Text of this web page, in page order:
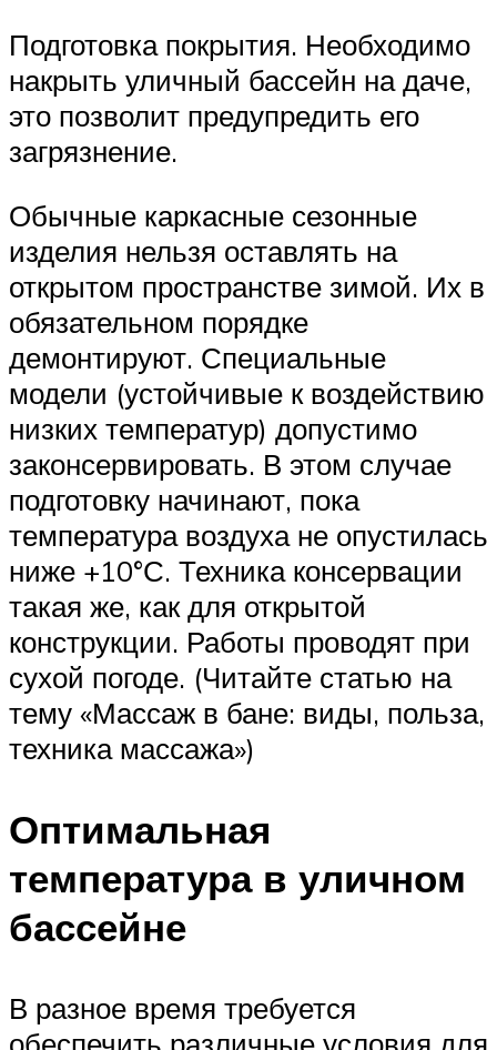
Подготовка покрытия. Необходимо
накрыть уличный бассейн на даче,
это позволит предупредить его
загрязнение.
Обычные каркасные сезонные
изделия нельзя оставлять на
открытом пространстве зимой. Их в
обязательном порядке
демонтируют. Специальные
модели (устойчивые к воздействию
низких температур) допустимо
законсервировать. В этом случае
подготовку начинают, пока
температура воздуха не опустилась
ниже +10°С. Техника консервации
такая же, как для открытой
конструкции. Работы проводят при
сухой погоде. (Читайте статью на
тему «Массаж в бане: виды, польза,
техника массажа»)
Оптимальная
температура в уличном
бассейне
В разное время требуется